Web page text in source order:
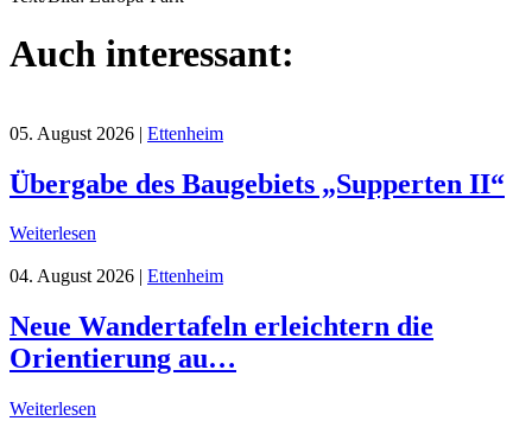
Auch interessant:
05. August 2026 | Ettenheim
Übergabe des Baugebiets „Supperten II“
Weiterlesen
04. August 2026 | Ettenheim
Neue Wandertafeln erleichtern die
Orientierung au…
Weiterlesen